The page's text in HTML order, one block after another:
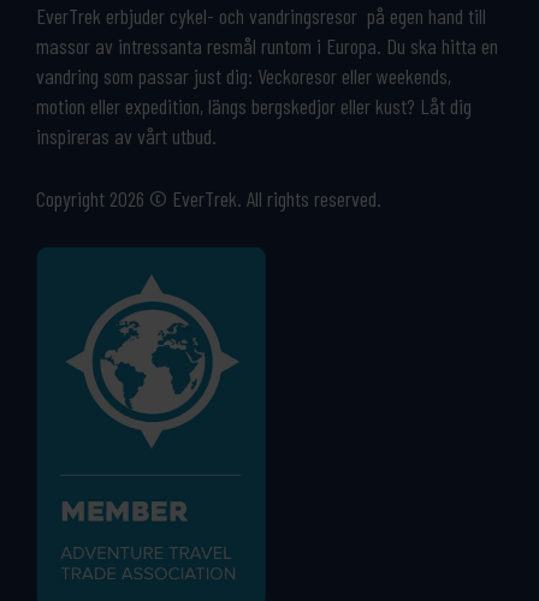
EverTrek erbjuder cykel- och vandringsresor på egen hand till
massor av intressanta resmål runtom i Europa. Du ska hitta en
vandring som passar just dig: Veckoresor eller weekends,
motion eller expedition, längs bergskedjor eller kust? Låt dig
inspireras av vårt utbud.
Copyright 2026 © EverTrek. All rights reserved.